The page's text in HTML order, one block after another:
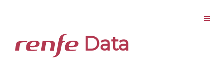
Data